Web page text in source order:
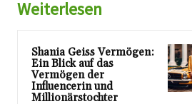
Weiterlesen
Shania Geiss Vermögen:
Ein Blick auf das
Vermögen der
Influencerin und
Millionärstochter